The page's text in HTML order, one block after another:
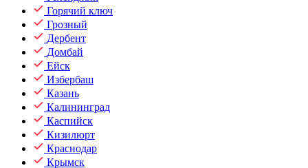
Горячий ключ
Грозный
Дербент
Домбай
Ейск
Избербаш
Казань
Калининград
Каспийск
Кизилюрт
Краснодар
Крымск